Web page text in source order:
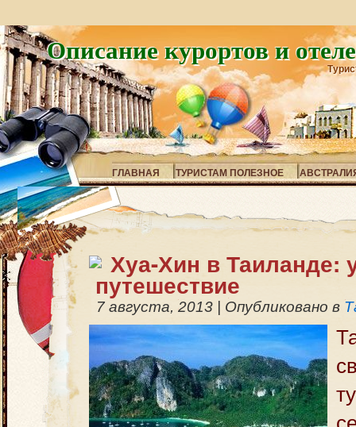
Описание курортов и
ГЛАВНАЯ ТУРИСТАМ ПОЛЕЗНОЕ
Хуа-Хин в Таиланде:
путешествие
7 августа, 2013 Опубликовано в